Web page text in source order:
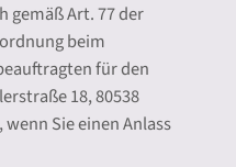
gemäß Art. 77 der
beim
für den
18, 80538
Sie einen Anlass